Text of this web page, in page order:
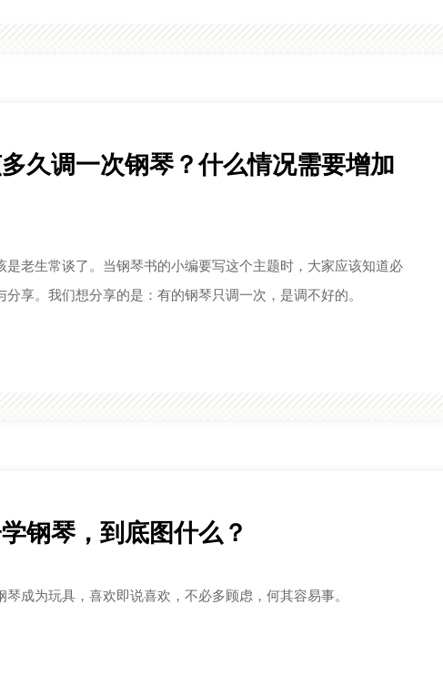
久调一次钢琴？什么情况需要增加
是老生常谈了。当钢琴书的小编要写这个主题时，大家应该知道必
分享。我们想分享的是：有的钢琴只调一次，是调不好的。
钢琴，到底图什么？
琴成为玩具，喜欢即说喜欢，不必多顾虑，何其容易事。